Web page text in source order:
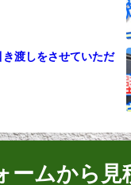
渡しをさせていただ
ームから見